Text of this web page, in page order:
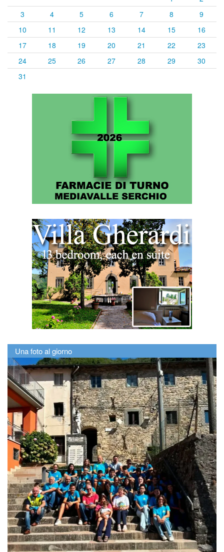
3
4 5 6 7 8
9
10
11 12 13 14 15
16
17
18 19 20 21 22
23
24
25 26 27 28 29
30
31
Una foto al giorno